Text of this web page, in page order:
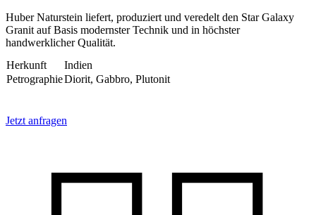
Huber Naturstein liefert, produziert und veredelt den Star Galaxy
Granit auf Basis modernster Technik und in höchster
handwerklicher Qualität.
Herkunft
Indien
PetrographieDiorit, Gabbro, Plutonit
Jetzt anfragen